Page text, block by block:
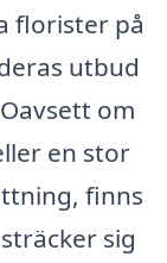
florister på
utbud
om
en stor
finns
sig